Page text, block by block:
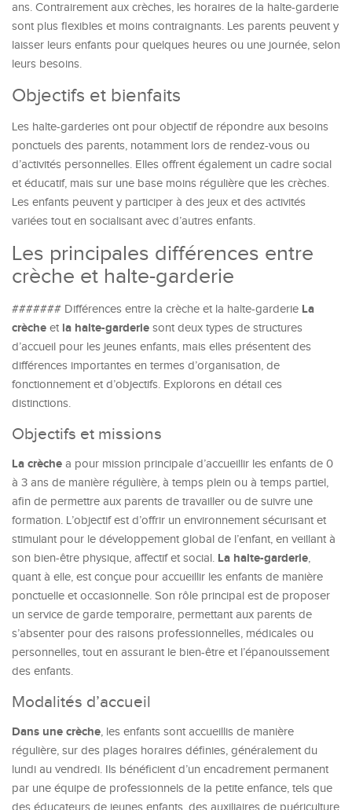
ans. Contrairement aux crèches, les horaires de la halte-garderie
sont plus flexibles et moins contraignants. Les parents peuvent y
laisser leurs enfants pour quelques heures ou une journée, selon
leurs besoins.
Objectifs et bienfaits
Les halte-garderies ont pour objectif de répondre aux besoins
ponctuels des parents, notamment lors de rendez-vous ou
d’activités personnelles. Elles offrent également un cadre social
et éducatif, mais sur une base moins régulière que les crèches.
Les enfants peuvent y participer à des jeux et des activités
variées tout en socialisant avec d’autres enfants.
Les principales différences entre
crèche et halte-garderie
####### Différences entre la crèche et la halte-garderie La
crèche et la halte-garderie sont deux types de structures
d’accueil pour les jeunes enfants, mais elles présentent des
différences importantes en termes d’organisation, de
fonctionnement et d’objectifs. Explorons en détail ces
distinctions.
Objectifs et missions
La crèche a pour mission principale d’accueillir les enfants de 0
à 3 ans de manière régulière, à temps plein ou à temps partiel,
afin de permettre aux parents de travailler ou de suivre une
formation. L’objectif est d’offrir un environnement sécurisant et
stimulant pour le développement global de l’enfant, en veillant à
son bien-être physique, affectif et social. La halte-garderie,
quant à elle, est conçue pour accueillir les enfants de manière
ponctuelle et occasionnelle. Son rôle principal est de proposer
un service de garde temporaire, permettant aux parents de
s’absenter pour des raisons professionnelles, médicales ou
personnelles, tout en assurant le bien-être et l’épanouissement
des enfants.
Modalités d’accueil
Dans une crèche, les enfants sont accueillis de manière
régulière, sur des plages horaires définies, généralement du
lundi au vendredi. Ils bénéficient d’un encadrement permanent
par une équipe de professionnels de la petite enfance, tels que
des éducateurs de jeunes enfants, des auxiliaires de puériculture